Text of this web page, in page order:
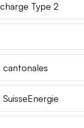
Type 2
cantonales